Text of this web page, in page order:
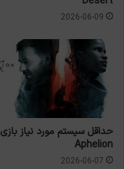
2026-06-09
حداقل سیستم مورد نیاز بازی
Aphelion
2026-06-07